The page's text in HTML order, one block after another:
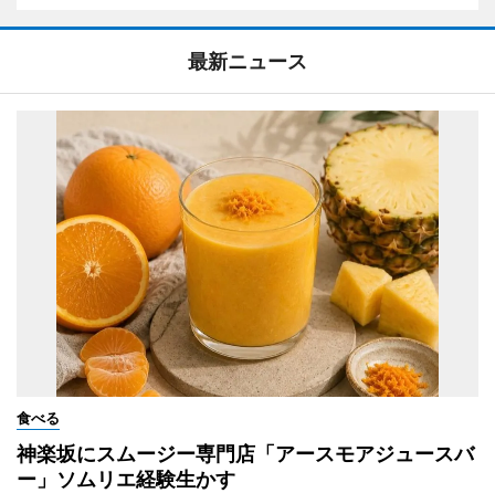
最新ニュース
食べる
神楽坂にスムージー専門店「アースモアジュースバ
ー」ソムリエ経験生かす